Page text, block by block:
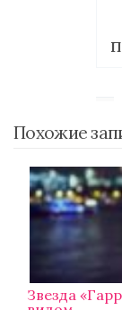
Похожие
Звезда